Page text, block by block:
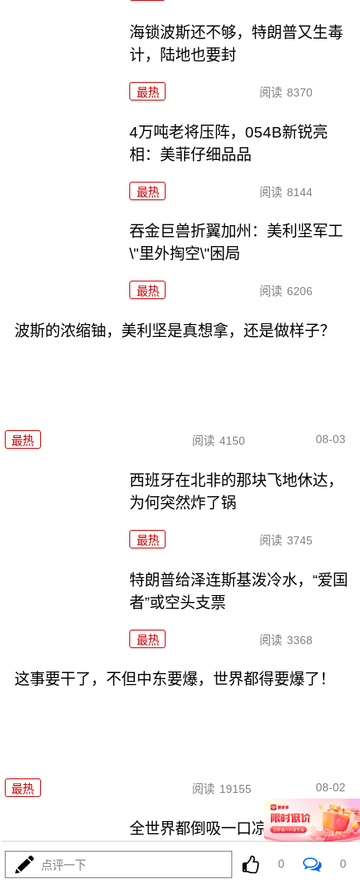
海锁波斯还不够，特朗普又生毒
计，陆地也要封
最热 阅读 8370
4万吨老将压阵，054B新锐亮
相：美菲仔细品品
最热 阅读 8144
吞金巨兽折翼加州：美利坚军工
\"里外掏空\"困局
最热 阅读 6206
波斯的浓缩铀，美利坚是真想拿，还是做样子？
最热 阅读 4150 08-03
西班牙在北非的那块飞地休达，
为何突然炸了锅
最热 阅读 3745
特朗普给泽连斯基泼冷水，“爱国
者”或空头支票
最热 阅读 3368
这事要干了，不但中东要爆，世界都得要爆了！
最热 阅读 19155 08-02
全世界都倒吸一口凉气，特朗普
却在家偷偷P图？
点评一下 0 0